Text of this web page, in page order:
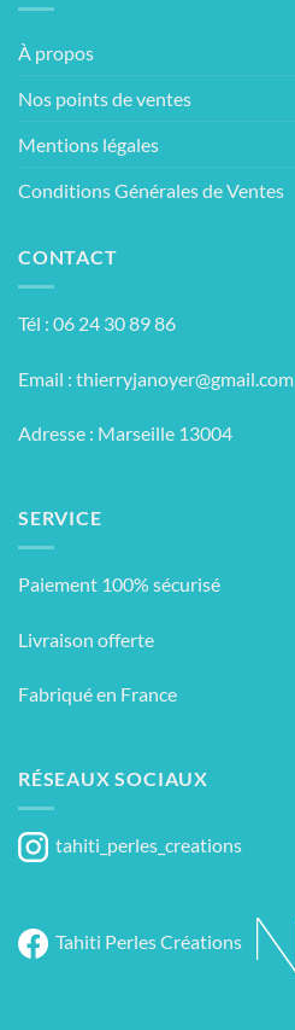
À propos
Nos points de ventes
Mentions légales
Conditions Générales de Ventes
CONTACT
Tél : 06 24 30 89 86
Email : thierryjanoyer@gmail.com
Adresse : Marseille 13004
SERVICE
Paiement 100% sécurisé
Livraison offerte
Fabriqué en France
RÉSEAUX SOCIAUX
tahiti_perles_creations
Tahiti Perles Créations